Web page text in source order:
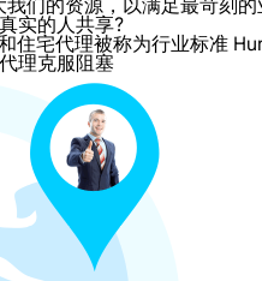
们的资源，以满足最苛刻
实的人共享?
住宅代理被称为行业标准
理克服阻塞